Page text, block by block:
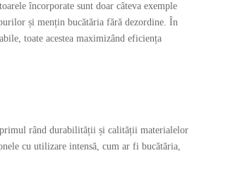
încorporate sunt doar câteva exemple
și mențin bucătăria fără dezordine. În
toate acestea maximizând eficiența
primul rând durabilității și calității materialelor
cu utilizare intensă, cum ar fi bucătăria,